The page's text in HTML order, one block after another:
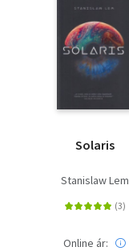
Természettudomány
Történelem
Solaris
Stanislaw Lem
Online ár: